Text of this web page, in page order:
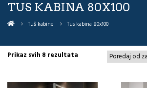
TUS KABINA 80X100
Tuš kabine Tus kabina 80x100
Prikaz svih 8 rezultata